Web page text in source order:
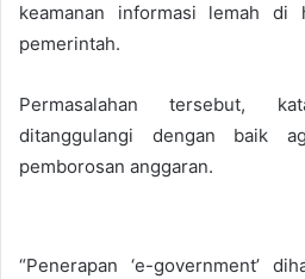
keamanan informasi lemah di
pemerintah.
Permasalahan tersebut,
ditanggulangi dengan baik
pemborosan anggaran.
“Penerapan ‘e-government’